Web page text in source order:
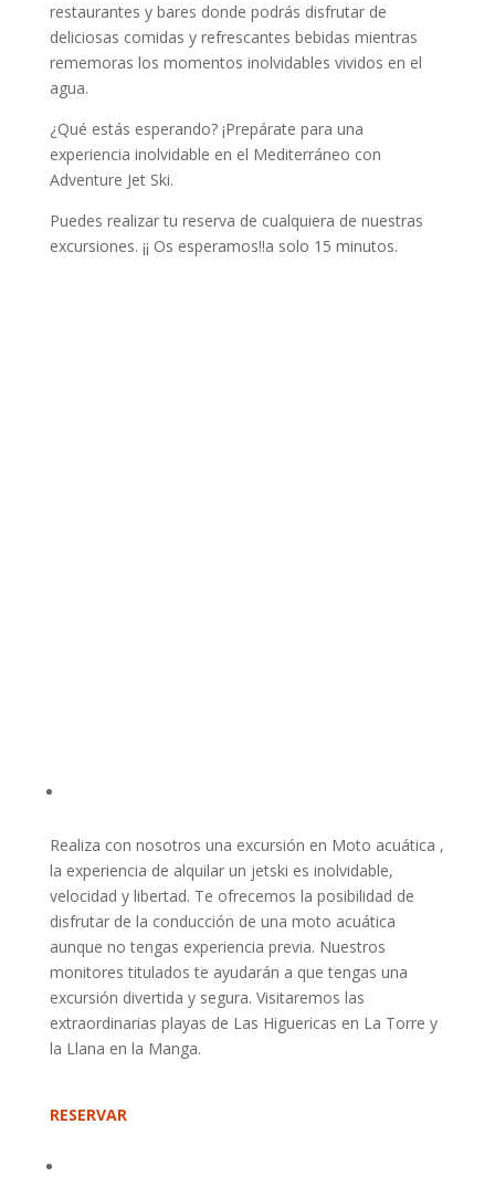
restaurantes y bares donde podrás disfrutar de
deliciosas comidas y refrescantes bebidas mientras
rememoras los momentos inolvidables vividos en el
agua.
¿Qué estás esperando? ¡Prepárate para una
experiencia inolvidable en el Mediterráneo con
Adventure Jet Ski.
Puedes realizar tu reserva de cualquiera de nuestras
excursiones. ¡¡ Os esperamos!!a solo 15 minutos.
Realiza con nosotros una excursión en Moto acuática ,
la experiencia de alquilar un jetski es inolvidable,
velocidad y libertad. Te ofrecemos la posibilidad de
disfrutar de la conducción de una moto acuática
aunque no tengas experiencia previa. Nuestros
monitores titulados te ayudarán a que tengas una
excursión divertida y segura. Visitaremos las
extraordinarias playas de Las Higuericas en La Torre y
la Llana en la Manga.
RESERVAR